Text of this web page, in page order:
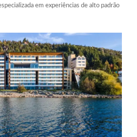
em experiências de alto padrão